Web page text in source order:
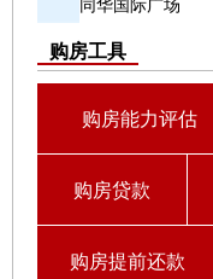
同华国际广场
购房工具
购房能力评估
购房贷款
购房提前还款